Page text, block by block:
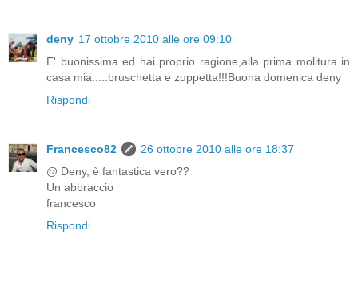
deny 17 ottobre 2010 alle ore 09:10
E' buonissima ed hai proprio ragione,alla prima molitura in
casa mia.....bruschetta e zuppetta!!!Buona domenica deny
Rispondi
Francesco82
26 ottobre 2010 alle ore 18:37
@ Deny, è fantastica vero??
Un abbraccio
francesco
Rispondi